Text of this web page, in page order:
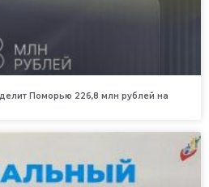
Поморью 226,8 млн рублей на